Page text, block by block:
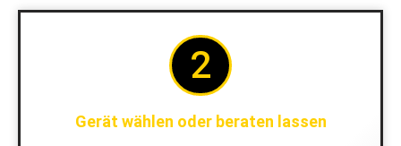
2
Gerät wählen oder beraten lassen